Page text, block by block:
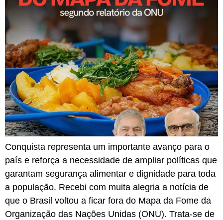
Conquista representa um importante avanço para o
país e reforça a necessidade de ampliar políticas que
garantam segurança alimentar e dignidade para toda
a população. Recebi com muita alegria a notícia de
que o Brasil voltou a ficar fora do Mapa da Fome da
Organização das Nações Unidas (ONU). Trata-se de